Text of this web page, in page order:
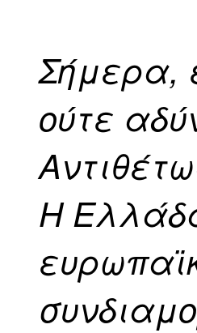
Σήμερα,
ούτε
Η